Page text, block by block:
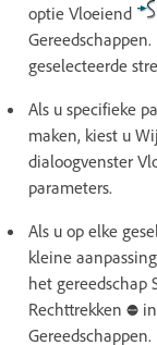
optie Vloeiend
geselecteerde
Als u specifieke
maken, kiest u
dialoogvenster
parameters.
Als u op elke
kleine
het gereedschap
Rechttrekken
Gereedschappen.